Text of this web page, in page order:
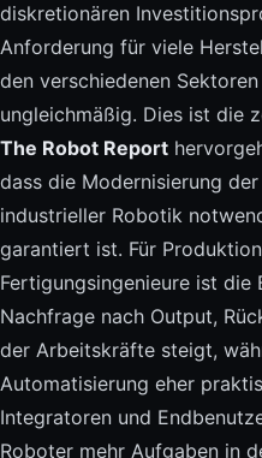
diskretionären
Anforderung für viele
den verschiedenen
ungleichmäßig. Dies ist die
The Robot Report
dass die Modernisierung
industrieller Robotik
garantiert ist. Für
Fertigungsingenieure ist die
Nachfrage nach Output,
der Arbeitskräfte steigt,
Automatisierung eher
Integratoren und
Roboter mehr Aufgaben in